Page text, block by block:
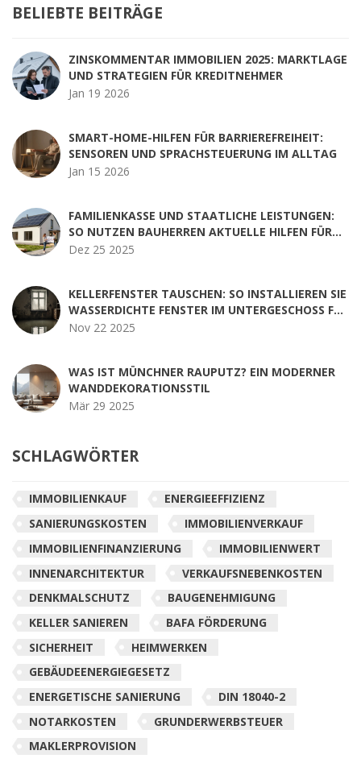
BELIEBTE BEITRÄGE
ZINSKOMMENTAR IMMOBILIEN 2025: MARKTLAGE
UND STRATEGIEN FÜR KREDITNEHMER
Jan 19 2026
SMART-HOME-HILFEN FÜR BARRIEREFREIHEIT:
SENSOREN UND SPRACHSTEUERUNG IM ALLTAG
Jan 15 2026
FAMILIENKASSE UND STAATLICHE LEISTUNGEN:
SO NUTZEN BAUHERREN AKTUELLE HILFEN FÜR
WOHNEIGENTUM
Dez 25 2025
KELLERFENSTER TAUSCHEN: SO INSTALLIEREN SIE
WASSERDICHTE FENSTER IM UNTERGESCHOSS FÜR
DAUERHAFTEN HOCHWASSERSCHUTZ
Nov 22 2025
WAS IST MÜNCHNER RAUPUTZ? EIN MODERNER
WANDDEKORATIONSSTIL
Mär 29 2025
SCHLAGWÖRTER
IMMOBILIENKAUF
ENERGIEEFFIZIENZ
SANIERUNGSKOSTEN
IMMOBILIENVERKAUF
IMMOBILIENFINANZIERUNG
IMMOBILIENWERT
INNENARCHITEKTUR
VERKAUFSNEBENKOSTEN
DENKMALSCHUTZ
BAUGENEHMIGUNG
KELLER SANIEREN
BAFA FÖRDERUNG
SICHERHEIT
HEIMWERKEN
GEBÄUDEENERGIEGESETZ
ENERGETISCHE SANIERUNG
DIN 18040-2
NOTARKOSTEN
GRUNDERWERBSTEUER
MAKLERPROVISION